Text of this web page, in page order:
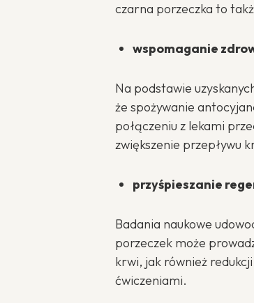
czarna porzeczka to
wspomaganie
Na podstawie
że spożywanie
połączeniu z lekami
zwiększenie przepływu
przyśpieszanie
Badania naukowe
porzeczek może
krwi, jak również
ćwiczeniami.